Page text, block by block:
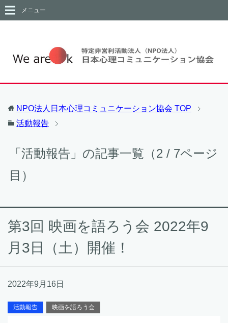
メニュー
NPO法人日本心理コミュニケーション協会 TOP
活動報告
「活動報告」の記事一覧（2 / 7ページ
目）
第3回 映画を語ろう会 2022年9
月3日（土）開催！
2022年9月16日
活動報告 映画を語ろう会